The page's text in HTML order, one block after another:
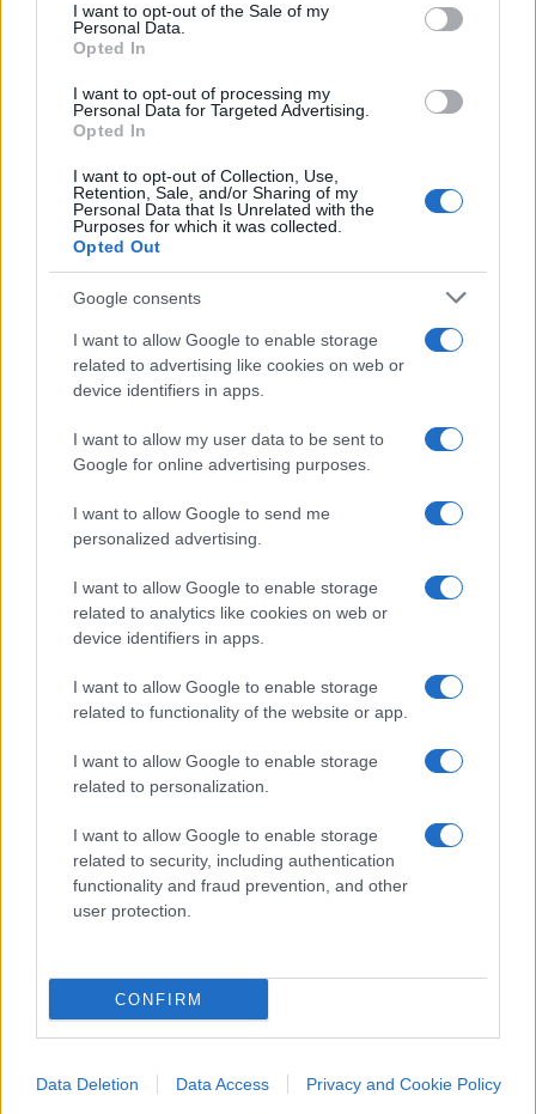
I want to opt-out of the Sale of my
Personal Data.
Opted In
I want to opt-out of processing my
Personal Data for Targeted Advertising.
Opted In
I want to opt-out of Collection, Use,
Retention, Sale, and/or Sharing of my
Personal Data that Is Unrelated with the
Purposes for which it was collected.
Opted Out
Google consents
I want to allow Google to enable storage
related to advertising like cookies on web or
device identifiers in apps.
I want to allow my user data to be sent to
Google for online advertising purposes.
I want to allow Google to send me
personalized advertising.
I want to allow Google to enable storage
related to analytics like cookies on web or
device identifiers in apps.
I want to allow Google to enable storage
related to functionality of the website or app.
I want to allow Google to enable storage
related to personalization.
I want to allow Google to enable storage
related to security, including authentication
functionality and fraud prevention, and other
user protection.
CONFIRM
Data Deletion Data Access Privacy and Cookie Policy
Quanta confusione femminista:
accusano “i maschi” ma usano la
schwa
diMassimo Balsamo
21 Novembre 2023, 14:30
nicolaporro.it
La Hunziker stronca la “schwa”
della Murgia
diRedazione
16 Dicembre 2021, 18:58
IL PIÙ LETTO DEL MESE